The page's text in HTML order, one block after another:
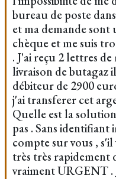
bureau de poste
et ma demande sont
chèque et me suis
. J'ai reçu 2 lettres
livraison de butagaz
débiteur de 2900
j'ai transferer cet
Quelle est la
pas . Sans identifiant
compte sur vous ,
très très rapidement
vraiment URGENT .